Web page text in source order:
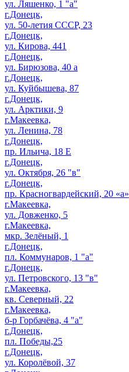
ул. Ляшенко, 1 "а"
г.Донецк,
ул. 50-летия СССР, 23
г.Донецк,
ул. Кирова, 441
г.Донецк,
ул. Бирюзова, 40 а
г.Донецк,
ул. Куйбышева, 87
г.Донецк,
ул. Арктики, 9
г.Макеевка,
ул. Ленина, 78
г.Донецк,
пр. Ильича, 18 Е
г.Донецк,
ул. Октября, 26 "в"
г.Донецк,
пр. Красногвардейский, 20 «а»
г.Макеевка,
ул. Довженко, 5
г.Макеевка,
мкр. Зелёный, 1
г.Донецк,
пл. Коммунаров, 1 "а"
г.Донецк,
ул. Петровского, 13 "в"
г.Макеевка,
кв. Северный, 22
г.Макеевка,
б-р Горбачёва, 4 "а"
г.Донецк,
пл. Победы,25
г.Донецк,
ул. Королёвой, 37